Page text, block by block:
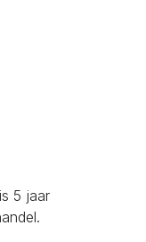
5 jaar